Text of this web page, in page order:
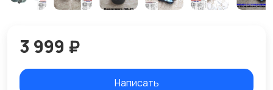
3 999 ₽
Написать